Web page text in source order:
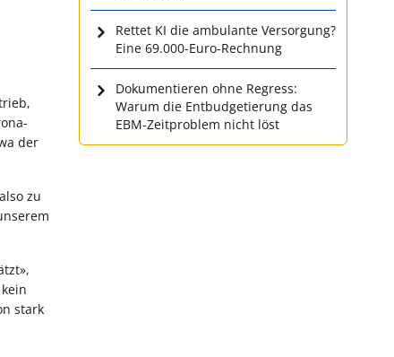
der
zu
stark
Rettet KI die ambulante Versorgung?
Eine 69.000-Euro-Rechnung
Dokumentieren ohne Regress:
Warum die Entbudgetierung das
EBM-Zeitproblem nicht löst